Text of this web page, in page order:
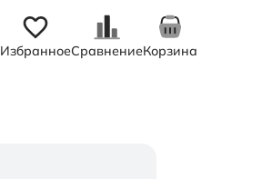
ИзбранноеСравнениеКорзина